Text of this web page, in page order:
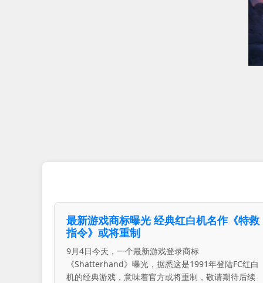
最新游戏商标曝光 经典红白机名作《特救
指令》或将重制
9月4日今天，一个最新游戏登录商标
《Shatterhand》曝光，据悉这是1991年登陆FC红白
机的经典游戏，意味着官方或将重制，敬请期待后续